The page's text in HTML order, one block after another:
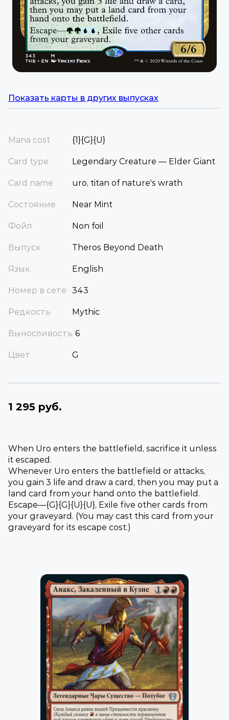
Показать карты в других выпусках
Mana cost {1}{G}{U}
Card type Legendary Creature — Elder Giant
Card name uro, titan of nature's wrath
Состояние Near Mint
Фойл Non foil
Выпуск Theros Beyond Death
Язык English
Номер в сете 343
Редкость Mythic
Выносливость 6
Цвет G
1 295 руб.
When Uro enters the battlefield, sacrifice it unless
it escaped.
Whenever Uro enters the battlefield or attacks,
you gain 3 life and draw a card, then you may put a
land card from your hand onto the battlefield.
Escape—{G}{G}{U}{U}, Exile five other cards from
your graveyard. (You may cast this card from your
graveyard for its escape cost.)